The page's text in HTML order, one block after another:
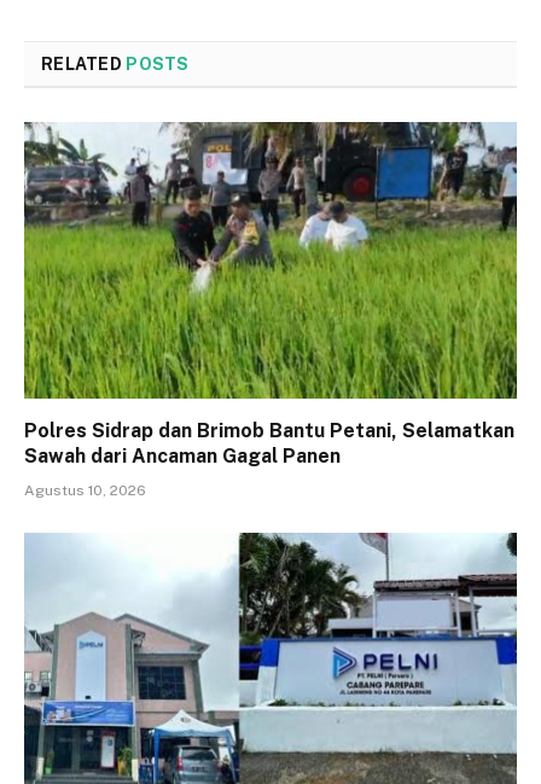
RELATED POSTS
Polres Sidrap dan Brimob Bantu Petani, Selamatkan
Sawah dari Ancaman Gagal Panen
Agustus 10, 2026